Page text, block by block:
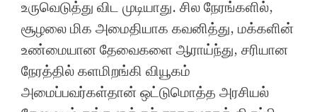
உருவெடுத்து விட முடியாது. சில நேரங்களில்,
சூழலை மிக அமைதியாக கவனித்து, மக்களின்
உண்மையான தேவைகளை ஆராய்ந்து, சரியான
நேரத்தில் களமிறங்கி வியூகம்
அமைப்பவர்கள்தான் ஒட்டுமொத்த அரசியல்